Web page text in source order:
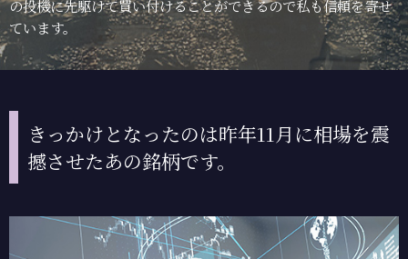
の投機に先駆けて買い付けることができるので私も信頼を寄せ
ています。
きっかけとなったのは昨年11月に相場を震
撼させたあの銘柄です。